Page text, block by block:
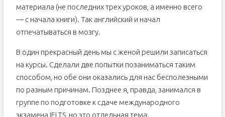
материала (не последних трех уроков, а именно всего
— с начала книги). Так английский и начал
отпечатываться в мозгу.
В один прекрасный день мы с женой решили записаться
на курсы. Сделали две попытки позаниматься таким
способом, но обе они оказались для нас бесполезными
по разным причинам. Позднее я, правда, занимался в
группе по подготовке к сдаче международного
экзамена IELTS, но это отдельная тема.